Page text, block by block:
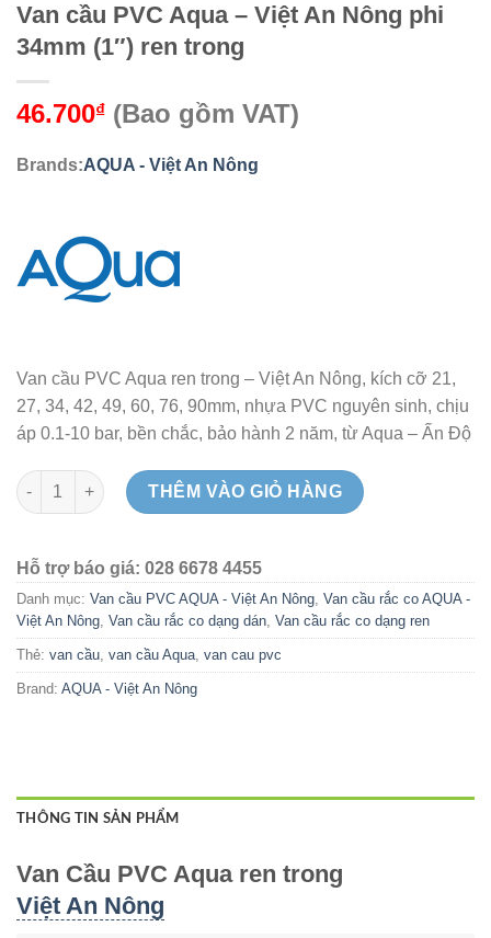
Van cầu PVC Aqua – Việt An Nông phi
34mm (1″) ren trong
46.700₫ (Bao gồm VAT)
Brands:AQUA - Việt An Nông
Van cầu PVC Aqua ren trong – Việt An Nông, kích cỡ 21,
27, 34, 42, 49, 60, 76, 90mm, nhựa PVC nguyên sinh, chịu
áp 0.1-10 bar, bền chắc, bảo hành 2 năm, từ Aqua – Ấn Độ
Van cầu PVC Aqua - Việt An Nông phi 34mm (1") ren trong số
THÊM VÀO GIỎ HÀNG
Hỗ trợ báo giá: 028 6678 4455
Danh mục: Van cầu PVC AQUA - Việt An Nông Van cầu rắc co AQUA -
Việt An Nông Van cầu rắc co dạng dán Van cầu rắc co dạng ren
Thẻ: van cầu van cầu Aqua van cau pvc
Brand: AQUA - Việt An Nông
THÔNG TIN SẢN PHẨM
Van Cầu PVC Aqua ren trong
Việt An Nông